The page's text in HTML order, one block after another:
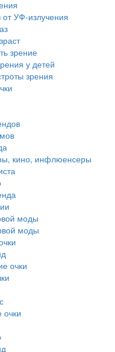
от УФ-излучения
зрение
у детей
зрения
кино, инфлюенсеры
моды
моды
очки
очки